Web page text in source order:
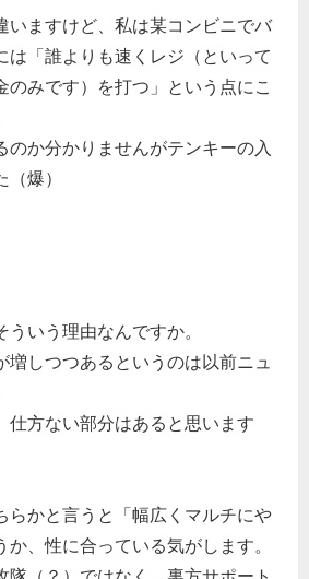
いますけど、私は某コンビニでバ
は「誰よりも速くレジ（といって
のみです）を打つ」という点にこ
のか分かりませんがテンキーの入
爆）
いう理由なんですか。
増しつつあるというのは以前ニュ
仕方ない部分はあると思います
らかと言うと「幅広くマルチにや
か、性に合っている気がします。